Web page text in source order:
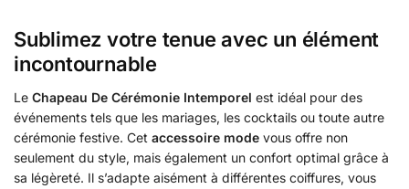
Sublimez votre tenue avec un élément
incontournable
Le Chapeau De Cérémonie Intemporel est idéal pour des
événements tels que les mariages, les cocktails ou toute autre
cérémonie festive. Cet accessoire mode vous offre non
seulement du style, mais également un confort optimal grâce à
sa légèreté. Il s’adapte aisément à différentes coiffures, vous